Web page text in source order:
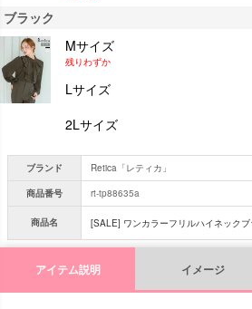
ブラック
Mサイズ
残りわずか
Lサイズ
2Lサイズ
ブランド
Retica「レティカ」
商品番号
rt-tp88635a
商品名 [SALE] ワンカラーフリルハイネック
アイテム説明 イメージ